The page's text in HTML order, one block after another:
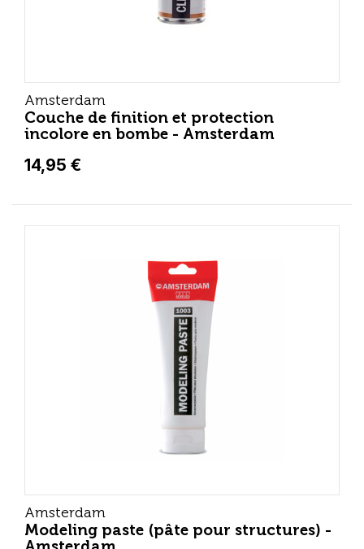
Amsterdam
Couche de finition et protection
incolore en bombe - Amsterdam
14,95 €
Amsterdam
Modeling paste (pâte pour structures) -